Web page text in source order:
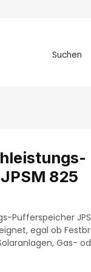
Suchen
825
Pufferspeicher
egal ob
Gas-